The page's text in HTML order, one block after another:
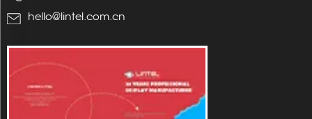
hello@lintel.com.cn